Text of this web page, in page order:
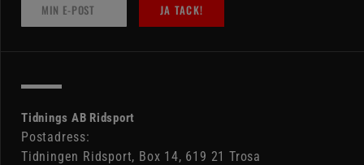
JA TACK!
Tidnings AB Ridsport
Postadress:
Tidningen Ridsport, Box 14, 619 21 Trosa